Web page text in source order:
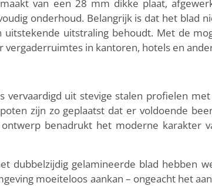
van een 28 mm dikke plaat,
onderhoud. Belangrijk is dat het blad
uitstraling behoudt. Met de
in kantoren, hotels en
vervaardigd uit stevige stalen profielen
zijn zo geplaatst dat er voldoende
benadrukt het moderne karakter
dubbelzijdig gelamineerde blad hebben
moeiteloos aankan – ongeacht het